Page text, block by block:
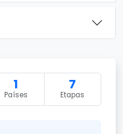
1
Países
7
Etapas